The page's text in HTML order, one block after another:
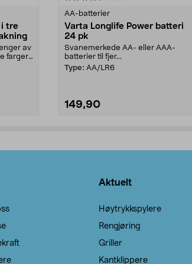
i tre
av
farger.
AA-batterier
Varta Longlife Power batteri
24 pk
Svanemerkede AA- eller AAA-
batterier til fjer...
Type: AA/LR6
149,90
Aktuelt
Høytrykkspylere
Rengjøring
Griller
Kantklippere